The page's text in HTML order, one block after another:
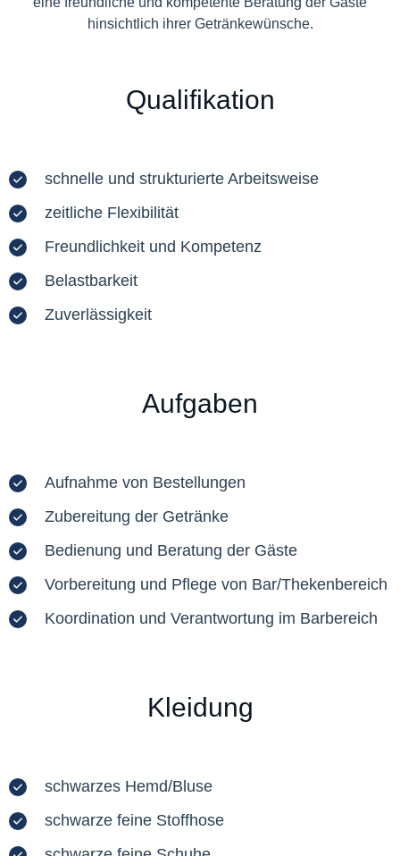
hinsichtlich ihrer Getränkewünsche.
Qualifikation
schnelle und strukturierte Arbeitsweise
zeitliche Flexibilität
Freundlichkeit und Kompetenz
Belastbarkeit
Zuverlässigkeit
Aufgaben
Aufnahme von Bestellungen
Zubereitung der Getränke
Bedienung und Beratung der Gäste
Vorbereitung und Pflege von Bar/Thekenbereich
Koordination und Verantwortung im Barbereich
Kleidung
schwarzes Hemd/Bluse
schwarze feine Stoffhose